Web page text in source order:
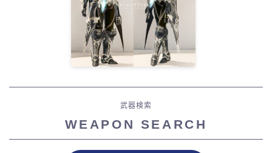
武器検索
WEAPON SEARCH